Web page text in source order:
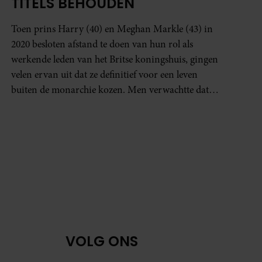
Toen prins Harry (40) en Meghan Markle (43) in
2020 besloten afstand te doen van hun rol als
werkende leden van het Britse koningshuis, gingen
velen ervan uit dat ze definitief voor een leven
buiten de monarchie kozen. Men verwachtte dat
VOLG ONS